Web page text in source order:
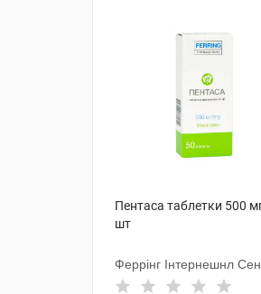
Пентаса таблетки 500
шт
Феррінг Інтернешнл